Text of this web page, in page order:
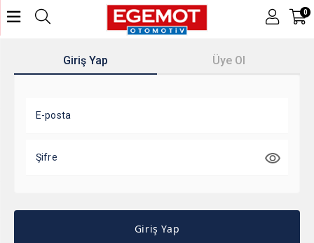
0
Giriş Yap Üye Ol
E-posta
Şifre
Giriş Yap